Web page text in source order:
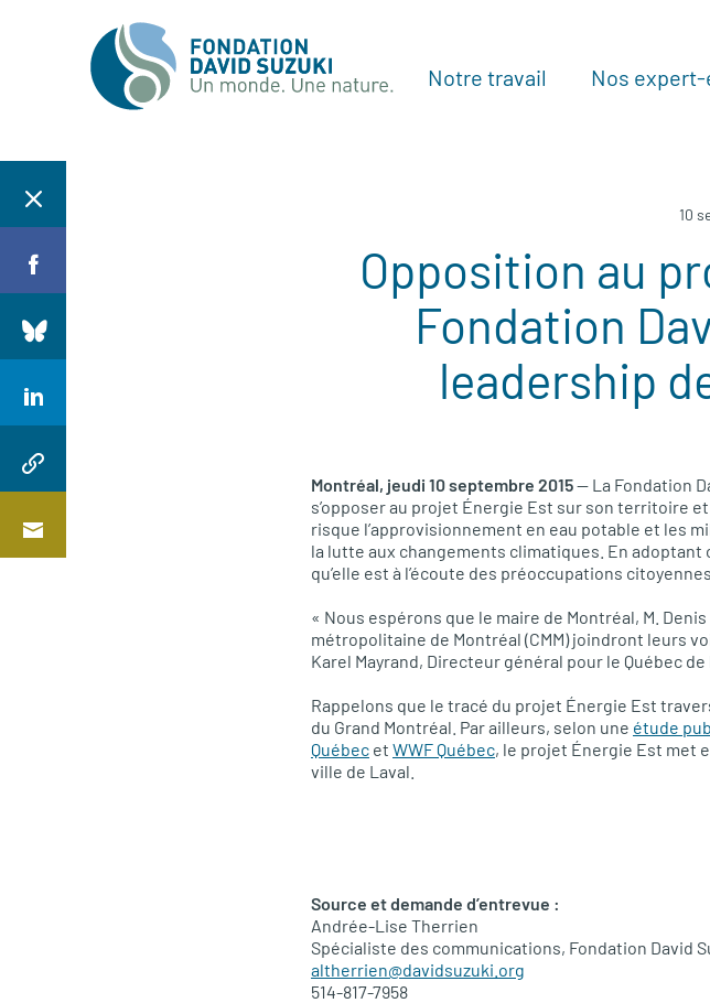
Notre travail Nos expert-
10
Opposition au
Fondation
leadership
Montréal, jeudi 10 septembre 2015— La Fondation
s’opposer au projet Énergie Est sur son territoire
risque l’approvisionnement en eau potable et les
la lutte aux changements climatiques. En
qu’elle est à l’écoute des préoccupations
« Nous espérons que le maire de Montréal, M.
métropolitaine de Montréal (CMM) joindront leurs
Karel Mayrand, Directeur général pour le Québec de
Rappelons que le tracé du projet Énergie Est
du Grand Montréal. Par ailleurs, selon une étude
Québec et WWF Québec, le projet Énergie Est met
ville de Laval.
Source et demande d’entrevue :
Andrée-Lise Therrien
Spécialiste des communications, Fondation David
altherrien@davidsuzuki.org
514-817-7958